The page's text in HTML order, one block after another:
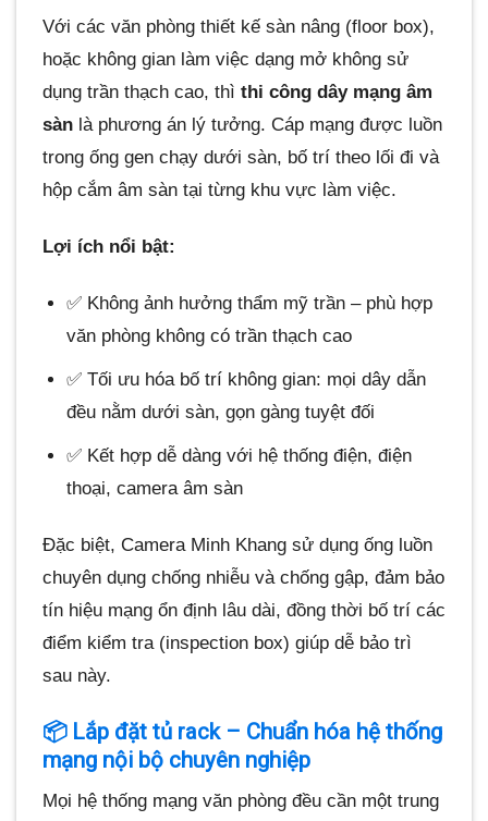
Với các văn phòng thiết kế sàn nâng (floor box),
hoặc không gian làm việc dạng mở không sử
dụng trần thạch cao, thì thi công dây mạng âm
sàn là phương án lý tưởng. Cáp mạng được luồn
trong ống gen chạy dưới sàn, bố trí theo lối đi và
hộp cắm âm sàn tại từng khu vực làm việc.
Lợi ích nổi bật:
✅ Không ảnh hưởng thẩm mỹ trần – phù hợp
văn phòng không có trần thạch cao
✅ Tối ưu hóa bố trí không gian: mọi dây dẫn
đều nằm dưới sàn, gọn gàng tuyệt đối
✅ Kết hợp dễ dàng với hệ thống điện, điện
thoại, camera âm sàn
Đặc biệt, Camera Minh Khang sử dụng ống luồn
chuyên dụng chống nhiễu và chống gập, đảm bảo
tín hiệu mạng ổn định lâu dài, đồng thời bố trí các
điểm kiểm tra (inspection box) giúp dễ bảo trì
sau này.
📦 Lắp đặt tủ rack – Chuẩn hóa hệ thống
mạng nội bộ chuyên nghiệp
Mọi hệ thống mạng văn phòng đều cần một trung